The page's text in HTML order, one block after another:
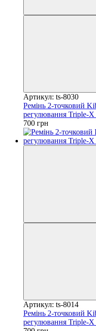
Артикул: ts-8030
Ремінь 2-точковий
регулювання Triple-
700 грн
Артикул: ts-8014
Ремінь 2-точковий
регулювання Triple-